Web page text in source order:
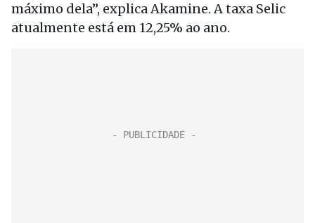
máximo dela”, explica Akamine. A taxa Selic
atualmente está em 12,25% ao ano.